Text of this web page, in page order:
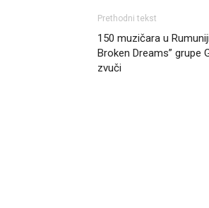
Prethodni tekst
150 muzičara u
Broken Dreams” grupe
zvuči